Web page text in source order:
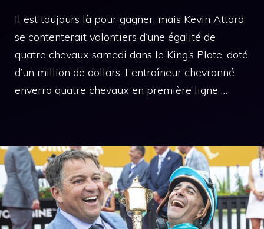
Il est toujours là pour gagner, mais Kevin Attard
se contenterait volontiers d’une égalité de
quatre chevaux samedi dans le King’s Plate, doté
d’un million de dollars. L’entraîneur chevronné
enverra quatre chevaux en première ligne …